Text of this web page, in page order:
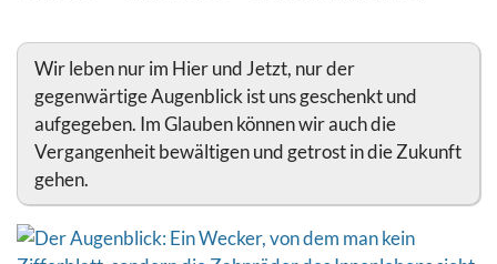
Wir leben nur im Hier und Jetzt, nur der
gegenwärtige Augenblick ist uns geschenkt und
aufgegeben. Im Glauben können wir auch die
Vergangenheit bewältigen und getrost in die Zukunft
gehen.